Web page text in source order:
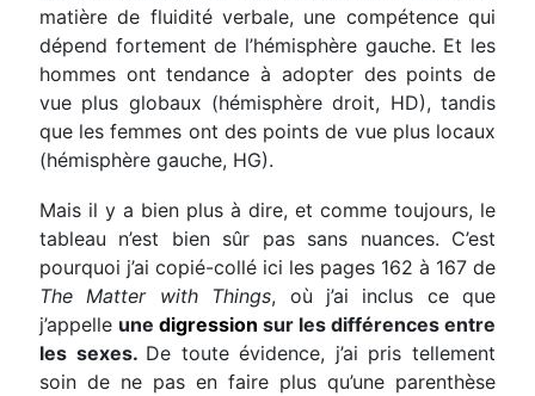
matière de fluidité verbale, une compétence qui
dépend fortement de l’hémisphère gauche. Et les
hommes ont tendance à adopter des points de
vue plus globaux (hémisphère droit, HD), tandis
que les femmes ont des points de vue plus locaux
(hémisphère gauche, HG).
Mais il y a bien plus à dire, et comme toujours, le
tableau n’est bien sûr pas sans nuances. C’est
pourquoi j’ai copié-collé ici les pages 162 à 167 de
The Matter with Things, où j’ai inclus ce que
j’appelle unedigression sur les différences entre
les sexes. De toute évidence, j’ai pris tellement
soin de ne pas en faire plus qu’une parenthèse